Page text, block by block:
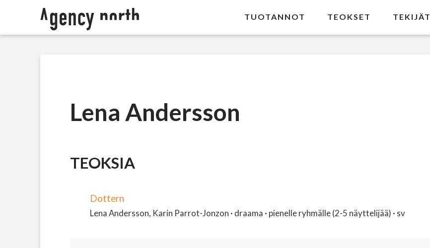
TUOTANNOT TEOKSET TEKIJÄT
Lena Andersson
TEOKSIA
Dottern
Lena Andersson, Karin Parrot-Jonzon · draama · pienelle ryhmälle (2-5 näyttelijää) · sv